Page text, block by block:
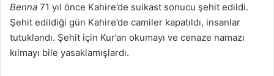
Benna 71 yıl önce Kahire’de suikast sonucu şehit edildi.
Şehit edildiği gün Kahire’de camiler kapatıldı, insanlar
tutuklandı. Şehit için Kur’an okumayı ve cenaze namazı
kılmayı bile yasaklamışlardı.